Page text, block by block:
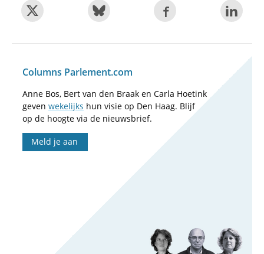
Columns Parlement.com
Anne Bos, Bert van den Braak en Carla Hoetink
geven wekelijks hun visie op Den Haag. Blijf
op de hoogte via de nieuwsbrief.
Meld je aan